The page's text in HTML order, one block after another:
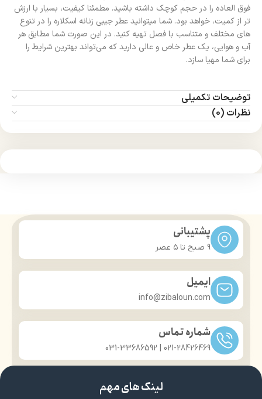
فوق العاده را در حجم کوچک داشته باشید. مطمئنا کیفیت، بسیار با ارزش
تر از کمیت، خواهد بود. شما میتوانید عطر جیبی زنانه اسکلاره را در تنوع
های مختلف و متناسب با فصل تهیه کنید. در این صورت شما مطابق هر
آب و هوایی، یک عطر خاص و عالی دارید که می‌تواند بهترین شرایط را
برای شما مهیا سازد.
توضیحات تکمیلی
نظرات (0)
پشتیبانی
9 صبح تا ۵ عصر
ایمیل
info@zibaloun.com
شماره تماس
021-28426469 | 031-33686592
لینک های مهم